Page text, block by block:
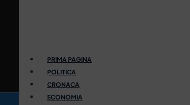
PRIMA PAGINA
POLITICA
CRONACA
ECONOMIA